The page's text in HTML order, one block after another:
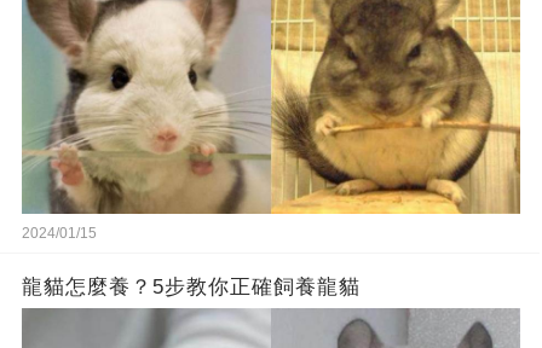
2024/01/15
龍貓怎麼養？5步教你正確飼養龍貓